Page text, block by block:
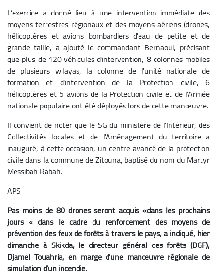
L’exercice a donné lieu à une intervention immédiate des
moyens terrestres régionaux et des moyens aériens (drones,
hélicoptères et avions bombardiers d'eau de petite et de
grande taille, a ajouté le commandant Bernaoui, précisant
que plus de 120 véhicules d'intervention, 8 colonnes mobiles
de plusieurs wilayas, la colonne de l'unité nationale de
formation et d'intervention de la Protection civile, 6
hélicoptères et 5 avions de la Protection civile et de l'Armée
nationale populaire ont été déployés lors de cette manœuvre.
Il convient de noter que le SG du ministère de l'Intérieur, des
Collectivités locales et de l'Aménagement du territoire a
inauguré, à cette occasion, un centre avancé de la protection
civile dans la commune de Zitouna, baptisé du nom du Martyr
Messibah Rabah.
APS
Pas moins de 80 drones seront acquis «dans les prochains
jours « dans le cadre du renforcement des moyens de
prévention des feux de forêts à travers le pays, a indiqué, hier
dimanche à Skikda, le directeur général des forêts (DGF),
Djamel Touahria, en marge d'une manœuvre régionale de
simulation d’un incendie.